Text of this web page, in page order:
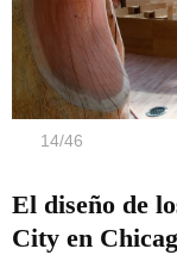
14/46
El diseño de
City en